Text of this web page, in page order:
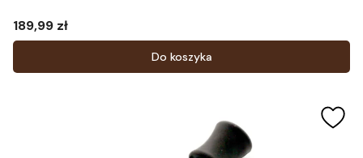
Cena
189,99 zł
Do koszyka